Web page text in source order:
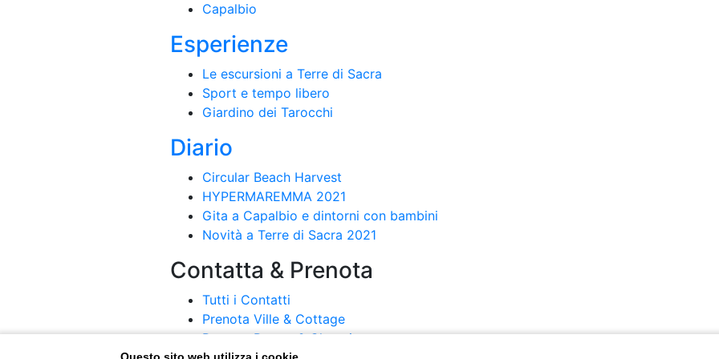
Capalbio
Esperienze
Le escursioni a Terre di Sacra
Sport e tempo libero
Giardino dei Tarocchi
Diario
Circular Beach Harvest
HYPERMAREMMA 2021
Gita a Capalbio e dintorni con bambini
Novità a Terre di Sacra 2021
Contatta & Prenota
Tutti i Contatti
Prenota Ville & Cottage
Prenota Resort & Glamping